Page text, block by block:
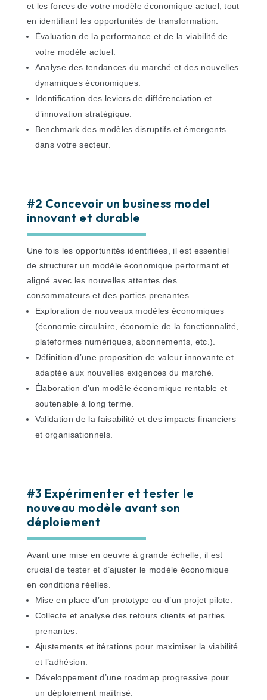
et les forces de votre modèle économique actuel, tout
en identifiant les opportunités de transformation.
Évaluation de la performance et de la viabilité de
votre modèle actuel.
Analyse des tendances du marché et des nouvelles
dynamiques économiques.
Identification des leviers de différenciation et
d’innovation stratégique.
Benchmark des modèles disruptifs et émergents
dans votre secteur.
#2 Concevoir un business model
innovant et durable
Une fois les opportunités identifiées, il est essentiel
de structurer un modèle économique performant et
aligné avec les nouvelles attentes des
consommateurs et des parties prenantes.
Exploration de nouveaux modèles économiques
(économie circulaire, économie de la fonctionnalité,
plateformes numériques, abonnements, etc.).
Définition d’une proposition de valeur innovante et
adaptée aux nouvelles exigences du marché.
Élaboration d’un modèle économique rentable et
soutenable à long terme.
Validation de la faisabilité et des impacts financiers
et organisationnels.
#3 Expérimenter et tester le
nouveau modèle avant son
déploiement
Avant une mise en oeuvre à grande échelle, il est
crucial de tester et d’ajuster le modèle économique
en conditions réelles.
Mise en place d’un prototype ou d’un projet pilote.
Collecte et analyse des retours clients et parties
prenantes.
Ajustements et itérations pour maximiser la viabilité
et l’adhésion.
Développement d’une roadmap progressive pour
un déploiement maîtrisé.